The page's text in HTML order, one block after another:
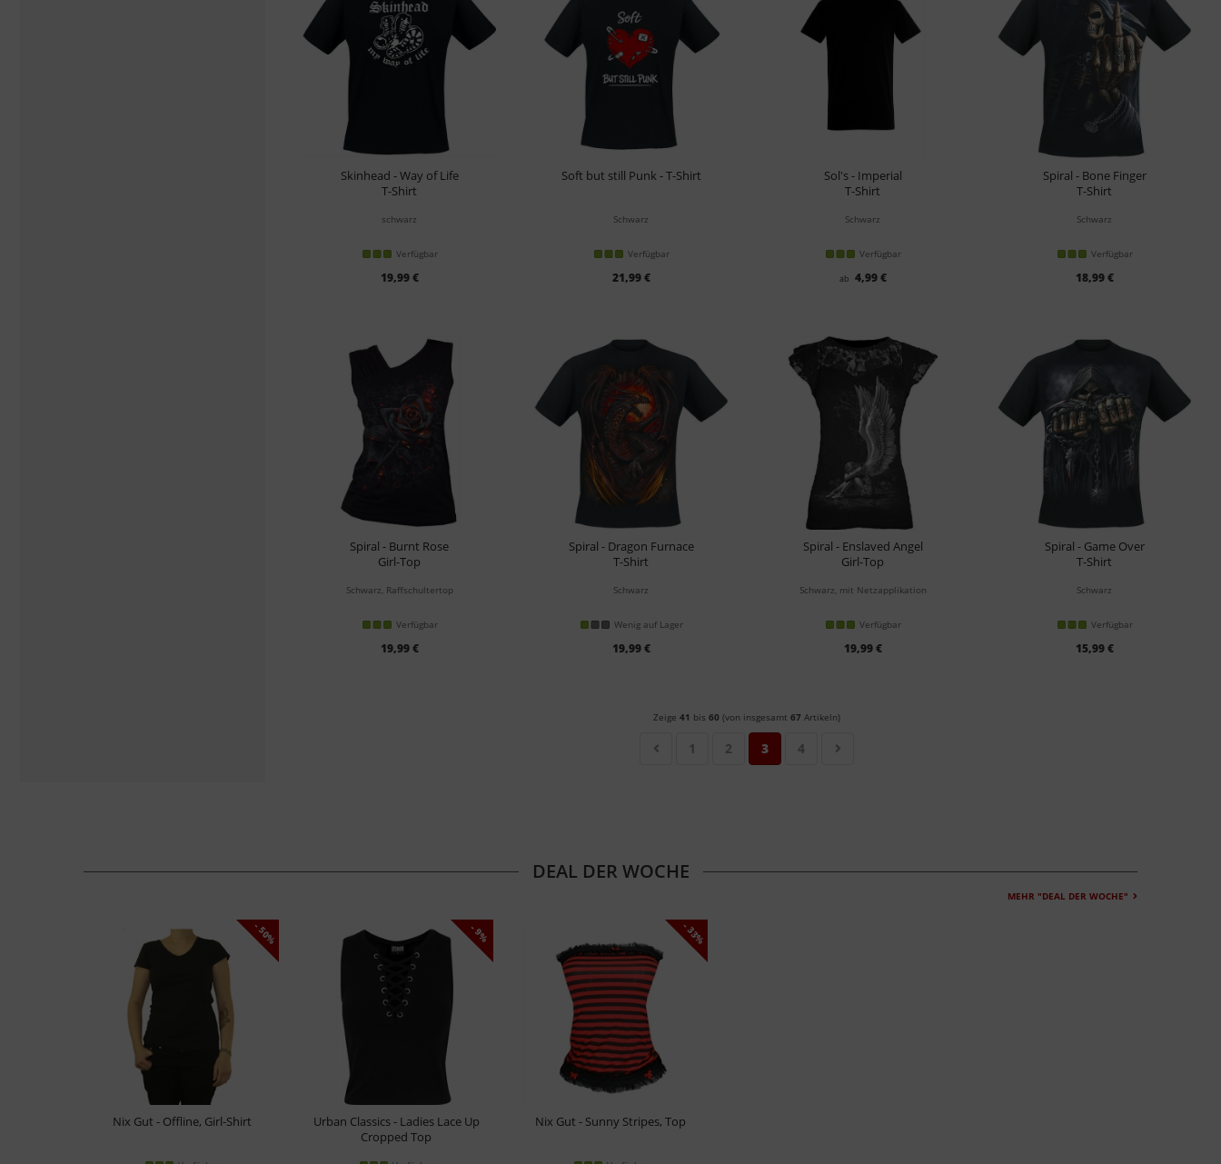
Skinhead - Way of Life
T-Shirt
schwarz
Verfügbar
19,99 €
Soft but still Punk - T-Shirt
Schwarz
Verfügbar
21,99 €
Sol's - Imperial
T-Shirt
Schwarz
Verfügbar
ab 4,99 €
Spiral - Bone Finger
T-Shirt
Schwarz
Verfügbar
18,99 €
Spiral - Burnt Rose
Girl-Top
Schwarz, Raffschultertop
Verfügbar
19,99 €
Spiral - Dragon Furnace
T-Shirt
Schwarz
Wenig auf Lager
19,99 €
Spiral - Enslaved Angel
Girl-Top
Schwarz, mit Netzapplikation
Verfügbar
19,99 €
Spiral - Game Over
T-Shirt
Schwarz
Verfügbar
15,99 €
Zeige 41 bis 60 (von insgesamt 67 Artikeln)
1 2 3 4
DEAL DER WOCHE
MEHR "DEAL DER WOCHE"
Nix Gut - Offline, Girl-Shirt
- 50%
Urban Classics - Ladies Lace Up
Cropped Top
- 9%
Nix Gut - Sunny Stripes, Top
- 33%